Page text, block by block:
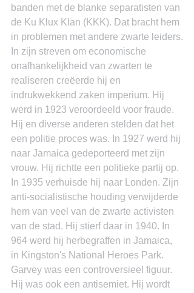
banden met de blanke separatisten van
de Ku Klux Klan (KKK). Dat bracht hem
in problemen met andere zwarte leiders.
In zijn streven om economische
onafhankelijkheid van zwarten te
realiseren creëerde hij en
indrukwekkend zaken imperium. Hij
werd in 1923 veroordeeld voor fraude.
Hij en diverse anderen stelden dat het
een politie proces was. In 1927 werd hij
naar Jamaica gedeporteerd met zijn
vrouw. Hij richtte een politieke partij op.
In 1935 verhuisde hij naar Londen. Zijn
anti-socialistische houding verwijderde
hem van veel van de zwarte activisten
van de stad. Hij stierf daar in 1940. In
964 werd hij herbegraffen in Jamaica,
in Kingston's National Heroes Park.
Garvey was een controversieel figuur.
Hij was ook een antisemiet. Hij wordt